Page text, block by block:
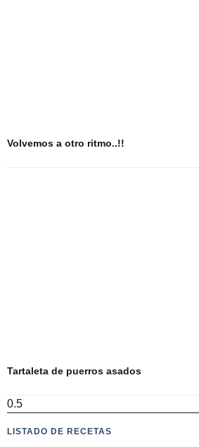
Volvemos a otro ritmo..!!
Tartaleta de puerros asados
LISTADO DE RECETAS